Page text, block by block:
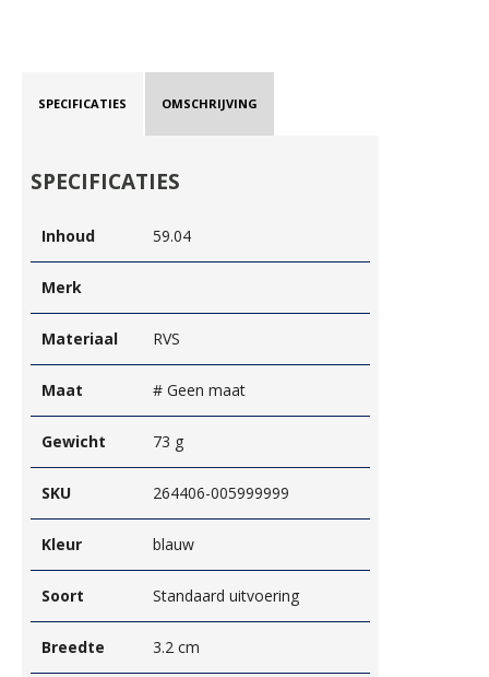
SPECIFICATIES OMSCHRIJVING
SPECIFICATIES
Inhoud 59.04
Merk
Materiaal RVS
Maat # Geen maat
Gewicht 73 g
SKU 264406-005999999
Kleur blauw
Soort Standaard uitvoering
Breedte 3.2 cm